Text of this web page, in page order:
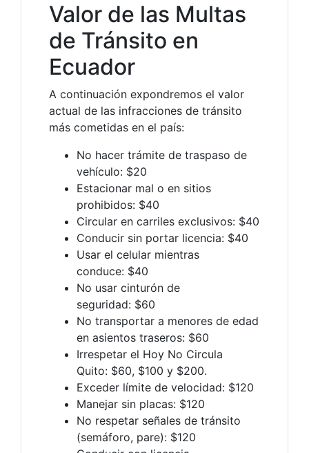
Valor de las Multas
de Tránsito en
Ecuador
A continuación expondremos el valor
actual de las infracciones de tránsito
más cometidas en el país:
No hacer trámite de traspaso de
vehículo: $20
Estacionar mal o en sitios
prohibidos: $40
Circular en carriles exclusivos: $40
Conducir sin portar licencia: $40
Usar el celular mientras
conduce: $40
No usar cinturón de
seguridad: $60
No transportar a menores de edad
en asientos traseros: $60
Irrespetar el Hoy No Circula
Quito: $60, $100 y $200.
Exceder límite de velocidad: $120
Manejar sin placas: $120
No respetar señales de tránsito
(semáforo, pare): $120